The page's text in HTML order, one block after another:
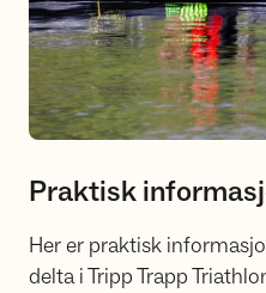
Praktisk
Her er praktisk
delta i Tripp Trapp